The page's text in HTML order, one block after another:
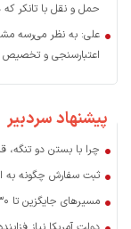
حمل و نقل با تانکر
علی: به نظر می‌رسه
اعتبارسنجی و تخصیص
پیشنهاد سردبیر
چرا با بستن دو
ثبت سفارش چگونه به
مسیرهای جایگزین تا ۲۰۳۰ چقدر از وابستگی به تنگه هرمز می‌کاهند؟